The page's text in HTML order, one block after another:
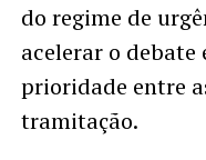
do regime de
acelerar o debate
prioridade entre
tramitação.